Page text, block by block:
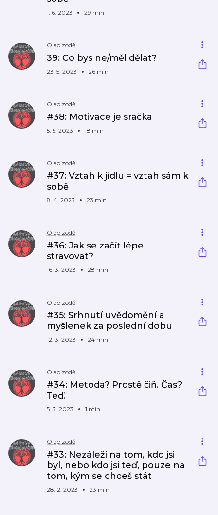
1. 6. 2023 29 min
O epizodě
39: Co bys ne/měl dělat?
23. 5. 2023 26 min
O epizodě
#38: Motivace je sračka
5. 5. 2023 18 min
O epizodě
#37: Vztah k jídlu = vztah sám k
sobě
8. 4. 2023 23 min
O epizodě
#36: Jak se začít lépe
stravovat?
16. 3. 2023 28 min
O epizodě
#35: Srhnutí uvědomění a
myšlenek za poslední dobu
12. 3. 2023 24 min
O epizodě
#34: Metoda? Prostě čiň. Čas?
Teď.
5. 3. 2023 1 min
O epizodě
#33: Nezáleží na tom, kdo jsi
byl, nebo kdo jsi teď, pouze na
tom, kým se chceš stát
28. 2. 2023 23 min